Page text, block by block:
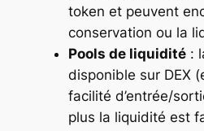
token et peuvent
conservation ou la
Pools de liquidité:
disponible sur DEX
facilité d’entrée/
plus la liquidité est